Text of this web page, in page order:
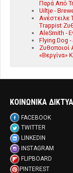
Παρά Από
Uiltje -
Ανέστειλε
Trappist
AleSmith -
Flying Dog
Ζυθοποιοί
«Βεργίνα»
ΚΟΙΝΩΝΙΚΑ ΔΙΚΤΥΑ
FACEBOOK
TWITTER
LINKEDIN
INSTAGRAM
FLIPBOARD
PINTEREST